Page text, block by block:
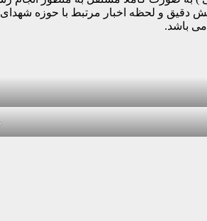
دقیق و لحظه اخبار مرتبط با حوزه
باشد.